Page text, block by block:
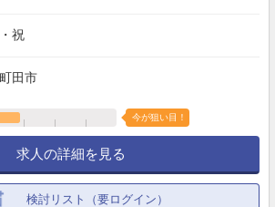
祝
田市
今が狙い目！
求人の詳細を見る
検討リスト（要ログイン）